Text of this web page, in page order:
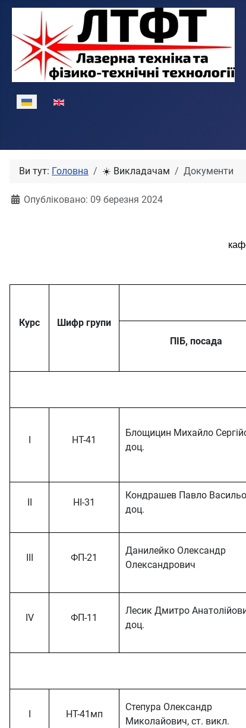
Виберіть свою мову
Ви тут: Головна ☀️ Викладачам Документи
Опубліковано: 09 березня 2024
Курс Шифр групи
ПІБ, посада
НТ-41
Блощицин Михайло
доц.
НІ-31
Кондрашев Павло
доц.
ФП-21
Данилейко Олександр
Олександрович
ІV ФП-11
Лесик Дмитро
доц.
НТ-41мп
Степура Олександр
Миколайович, ст. викл.